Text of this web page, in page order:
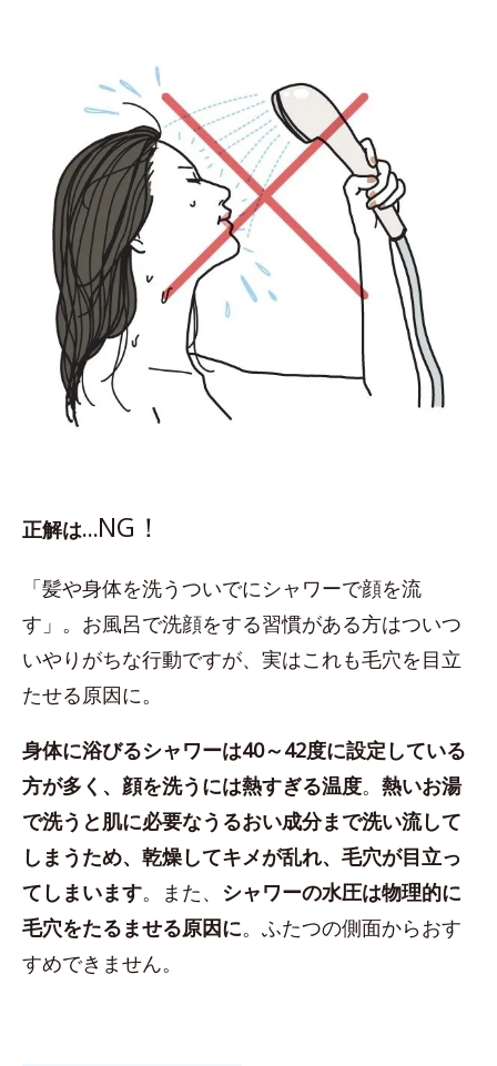
正解は…NG！
「髪や身体を洗うついでにシャワーで顔を流
す」。お風呂で洗顔をする習慣がある方はついつ
いやりがちな行動ですが、実はこれも毛穴を目立
たせる原因に。
身体に浴びるシャワーは40～42度に設定している
方が多く、顔を洗うには熱すぎる温度。 熱いお湯
で洗うと肌に必要なうるおい成分まで洗い流して
しまうため、乾燥してキメが乱れ、毛穴が目立っ
てしまいます。また、 シャワーの水圧は物理的に
毛穴をたるませる原因に。ふたつの側面からおす
すめできません。